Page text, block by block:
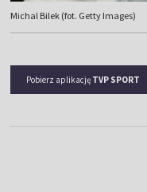
Michal Bilek (fot. Getty Images)
Pobierz aplikację TVP SPORT